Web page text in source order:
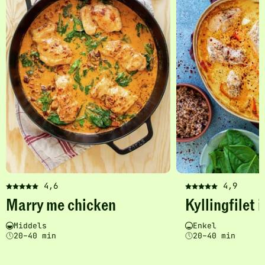
4,6
Denne
oppskriften
fått
5
Marry me chicken
Vanskelighetsgrad
Middels
Tilberedningstid
20–40 min
legg
favoritter
4,9
Denne
oppskriften
har
fått
5
Kyllingfilet
Vanskelighetsgrad
Enkel
Tilberedningstid
20–40 min